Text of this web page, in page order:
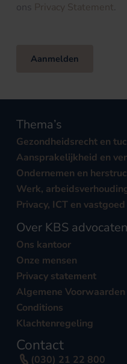
ons Privacy Statement.
Aanmelden
Thema’s
Gezondheidsrecht en
Aansprakelijkheid en
Ondernemen en
Werk,
Privacy, ICT en vastgoed
Over KBS advocaten
Ons kantoor
Onze mensen
Privacy statement
Algemene
Conditions
Klachtenregeling
Contact
(030) 21 22 800